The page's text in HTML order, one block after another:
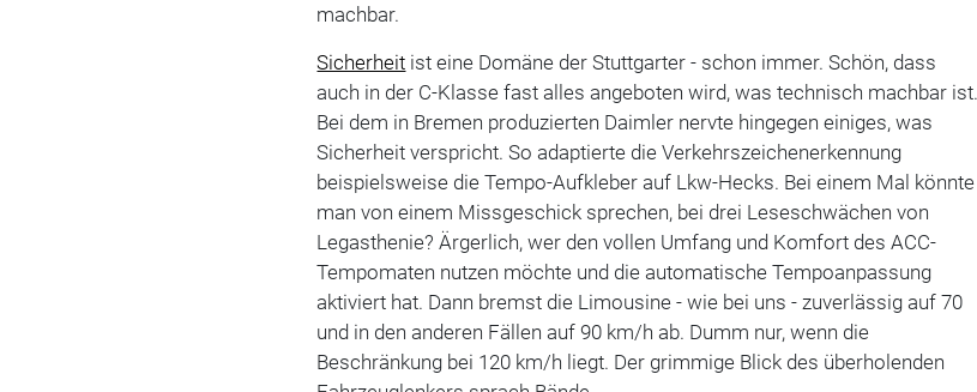
machbar.
Sicherheit ist eine Domäne der Stuttgarter - schon immer. Schön, dass
auch in der C-Klasse fast alles angeboten wird, was technisch machbar ist.
Bei dem in Bremen produzierten Daimler nervte hingegen einiges, was
Sicherheit verspricht. So adaptierte die Verkehrszeichenerkennung
beispielsweise die Tempo-Aufkleber auf Lkw-Hecks. Bei einem Mal könnte
man von einem Missgeschick sprechen, bei drei Leseschwächen von
Legasthenie? Ärgerlich, wer den vollen Umfang und Komfort des ACC-
Tempomaten nutzen möchte und die automatische Tempoanpassung
aktiviert hat. Dann bremst die Limousine - wie bei uns - zuverlässig auf 70
und in den anderen Fällen auf 90 km/h ab. Dumm nur, wenn die
Beschränkung bei 120 km/h liegt. Der grimmige Blick des überholenden